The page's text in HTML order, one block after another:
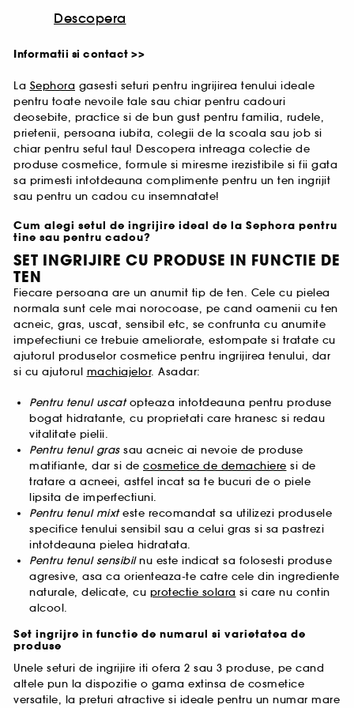
Descopera
Informatii si contact >>
La Sephora gasesti seturi pentru ingrijirea tenului ideale
pentru toate nevoile tale sau chiar pentru cadouri
deosebite, practice si de bun gust pentru familia, rudele,
prietenii, persoana iubita, colegii de la scoala sau job si
chiar pentru seful tau! Descopera intreaga colectie de
produse cosmetice, formule si miresme irezistibile si fii gata
sa primesti intotdeauna complimente pentru un ten ingrijit
sau pentru un cadou cu insemnatate!
Cum alegi setul de ingrijire ideal de la Sephora pentru
tine sau pentru cadou?
SET INGRIJIRE CU PRODUSE IN FUNCTIE DE
TEN
Fiecare persoana are un anumit tip de ten. Cele cu pielea
normala sunt cele mai norocoase, pe cand oamenii cu ten
acneic, gras, uscat, sensibil etc, se confrunta cu anumite
impefectiuni ce trebuie ameliorate, estompate si tratate cu
ajutorul produselor cosmetice pentru ingrijirea tenului, dar
si cu ajutorul machiajelor. Asadar:
Pentru tenul uscatopteaza intotdeauna pentru produse
bogat hidratante, cu proprietati care hranesc si redau
vitalitate pielii.
Pentru tenul grassau acneic ai nevoie de produse
matifiante, dar si de cosmetice de demachiere si de
tratare a acneei, astfel incat sa te bucuri de o piele
lipsita de imperfectiuni.
Pentru tenul mixteste recomandat sa utilizezi produsele
specifice tenului sensibil sau a celui gras si sa pastrezi
intotdeauna pielea hidratata.
Pentru tenul sensibilnu este indicat sa folosesti produse
agresive, asa ca orienteaza-te catre cele din ingrediente
naturale, delicate, cu protectie solara si care nu contin
alcool.
Set ingrijre in functie de numarul si varietatea de
produse
Unele seturi de ingrijire iti ofera 2 sau 3 produse, pe cand
altele pun la dispozitie o gama extinsa de cosmetice
versatile, la preturi atractive si ideale pentru un numar mare